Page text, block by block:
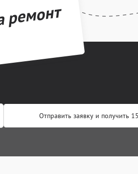
Отправить заявку и получить